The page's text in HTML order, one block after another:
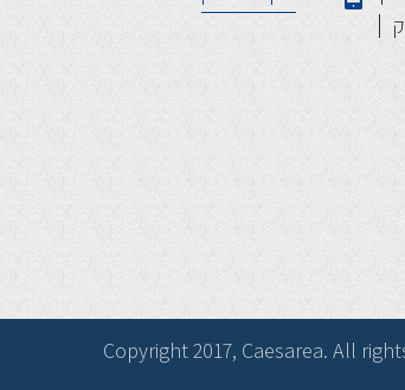
Copyright 2017, Caesarea. All